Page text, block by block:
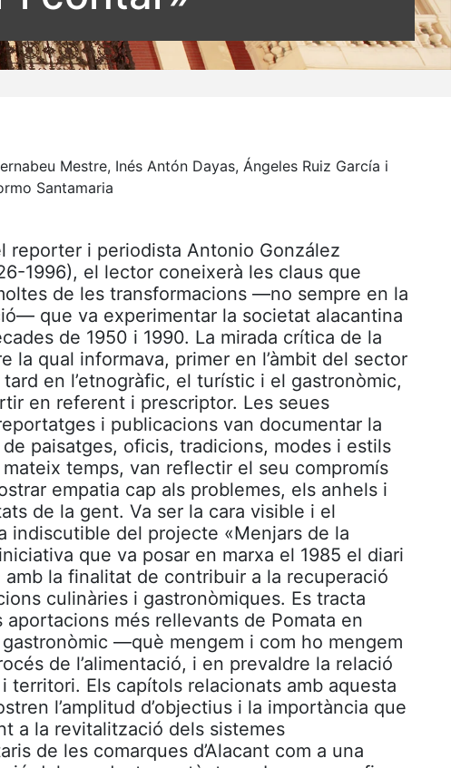
Mestre, Inés Antón Dayas, Ángeles Ruiz García i
Santamaria
reporter i periodista Antonio González
1996), el lector coneixerà les claus que
de les transformacions —no sempre en la
que va experimentar la societat alacantina
de 1950 i 1990. La mirada crítica de la
la qual informava, primer en l’àmbit del sector
tard en l’etnogràfic, el turístic i el gastronòmic,
en referent i prescriptor. Les seues
i publicacions van documentar la
paisatges, oficis, tradicions, modes i estils
temps, van reflectir el seu compromís
empatia cap als problemes, els anhels i
de la gent. Va ser la cara visible i el
indiscutible del projecte «Menjars de la
que va posar en marxa el 1985 el diari
amb la finalitat de contribuir a la recuperació
culinàries i gastronòmiques. Es tracta
aportacions més rellevants de Pomata en
—què mengem i com ho mengem
de l’alimentació, i en prevaldre la relació
territori. Els capítols relacionats amb aquesta
l’amplitud d’objectius i la importància que
a la revitalització dels sistemes
de les comarques d’Alacant com a una